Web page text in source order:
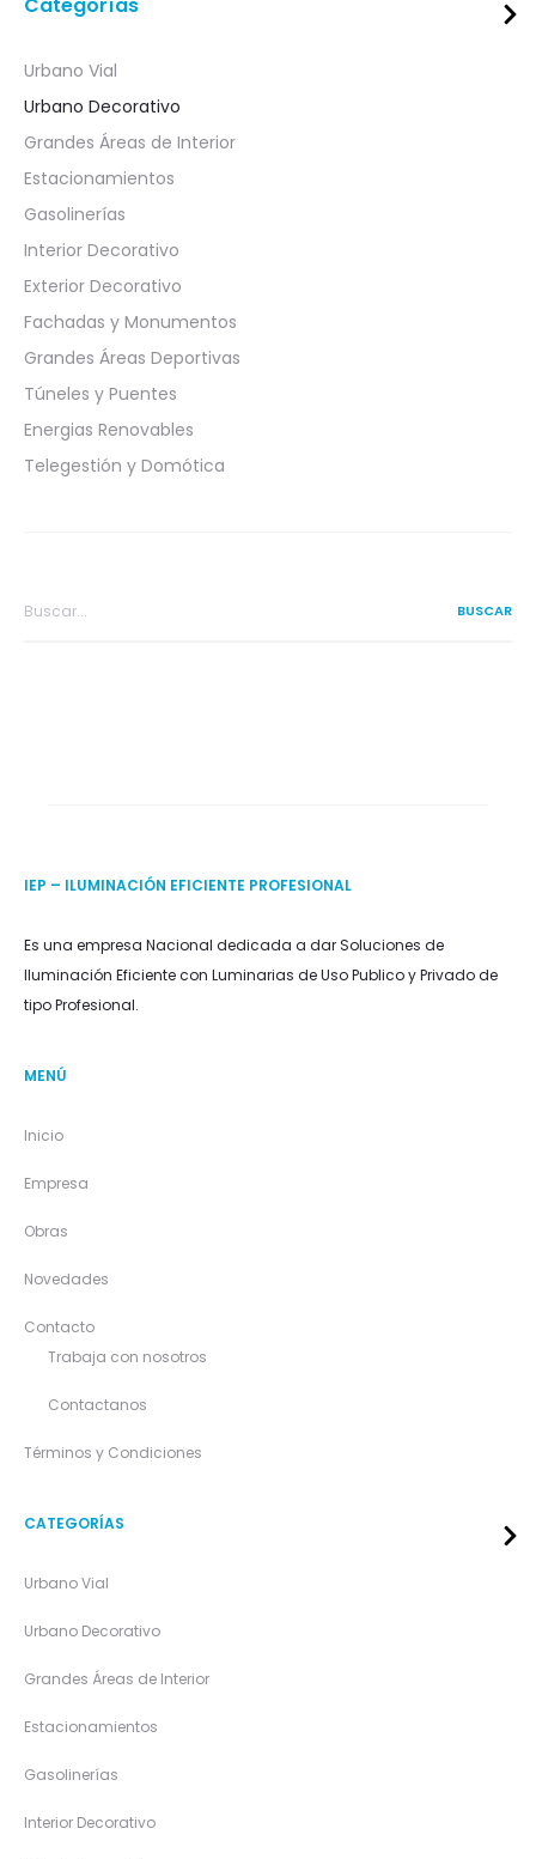
Urbano Vial
Urbano Decorativo
Grandes Áreas de Interior
Estacionamientos
Gasolinerías
Interior Decorativo
Exterior Decorativo
Fachadas y Monumentos
Grandes Áreas Deportivas
Túneles y Puentes
Energias Renovables
Telegestión y Domótica
IEP – ILUMINACIÓN EFICIENTE PROFESIONAL
Es una empresa Nacional dedicada a dar Soluciones de
Iluminación Eficiente con Luminarias de Uso Publico y Privado de
tipo Profesional.
MENÚ
Inicio
Empresa
Obras
Novedades
Contacto
Trabaja con nosotros
Contactanos
Términos y Condiciones
CATEGORÍAS
Urbano Vial
Urbano Decorativo
Grandes Áreas de Interior
Estacionamientos
Gasolinerías
Interior Decorativo